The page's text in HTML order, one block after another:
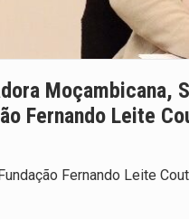
Moçambicana,
Fernando Leite
Fernando Leite